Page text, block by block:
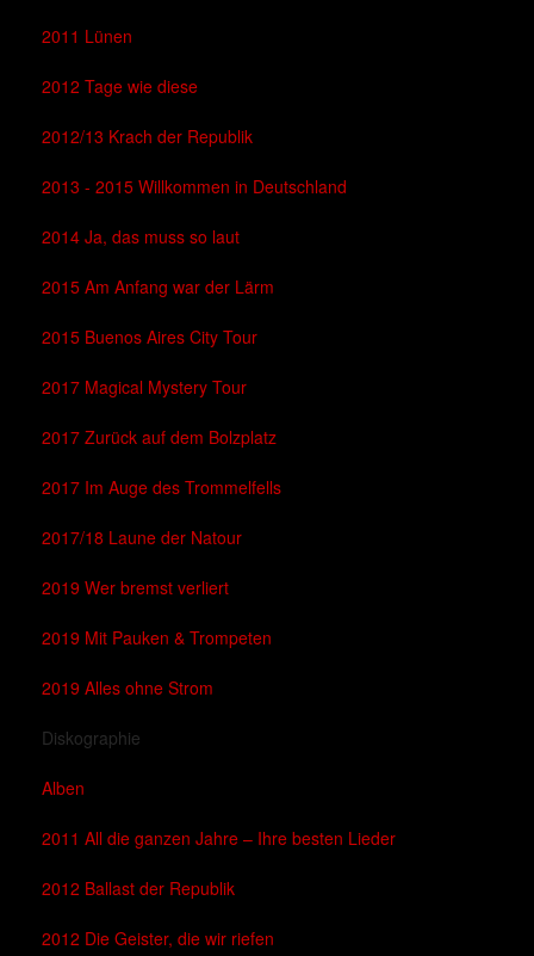
2011 Lünen
2012 Tage wie diese
2012/13 Krach der Republik
2013 - 2015 Willkommen in Deutschland
2014 Ja, das muss so laut
2015 Am Anfang war der Lärm
2015 Buenos Aires City Tour
2017 Magical Mystery Tour
2017 Zurück auf dem Bolzplatz
2017 Im Auge des Trommelfells
2017/18 Laune der Natour
2019 Wer bremst verliert
2019 Mit Pauken & Trompeten
2019 Alles ohne Strom
Diskographie
Alben
2011 All die ganzen Jahre – Ihre besten Lieder
2012 Ballast der Republik
2012 Die Geister, die wir riefen